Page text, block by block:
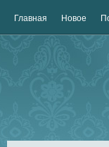
Главная Новое